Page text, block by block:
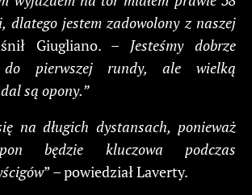
dlatego jestem zadowolony z naszej
Giugliano. – Jesteśmy dobrze
do pierwszej rundy, ale wielką
są opony.”
na długich dystansach, ponieważ
będzie kluczowa podczas
” – powiedział Laverty.